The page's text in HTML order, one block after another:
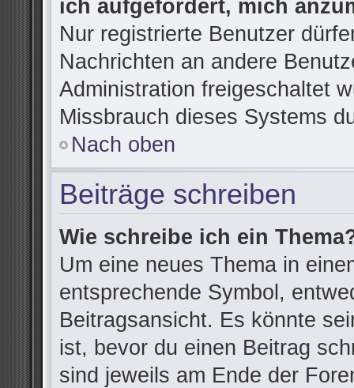
ich aufgefordert, mich
Nur registrierte Benutzer
Nachrichten an andere
Administration freigeschaltet
Missbrauch dieses Systems
Nach oben
Beiträge schreiben
Wie schreibe ich ein
Um eine neues Thema in
entsprechende Symbol,
Beitragsansicht. Es könnte
ist, bevor du einen Beitrag
sind jeweils am Ende der